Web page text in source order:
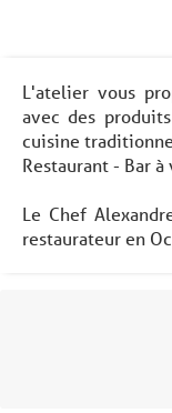
L'atelier vous
avec des
cuisine
Restaurant - Bar à
Le Chef
restaurateur en